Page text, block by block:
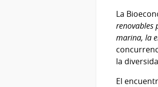
La
renovables
marina, la
la
El